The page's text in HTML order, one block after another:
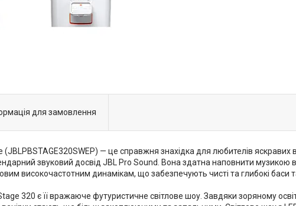
для замовлення
— це справжня знахідка для любителів
звуковий досвід JBL Pro Sound. Вона здатна наповнити
високочастотним динамікам, що забезпечують чисті та глибокі баси
320 є її вражаюче футуристичне світлове шоу. Завдяки зоряному